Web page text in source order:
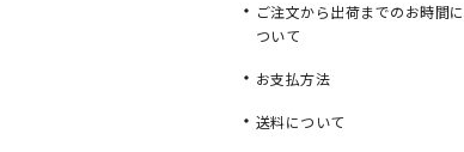
ご注文から出荷までのお時間に
ついて
お支払方法
送料について